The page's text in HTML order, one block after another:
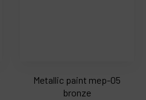
Metallic paint mep-05
bronze